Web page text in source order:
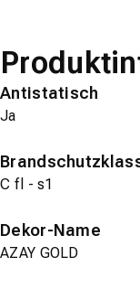
Antistatisch
Ja
C fl - s1
Dekor-Name
AZAY GOLD